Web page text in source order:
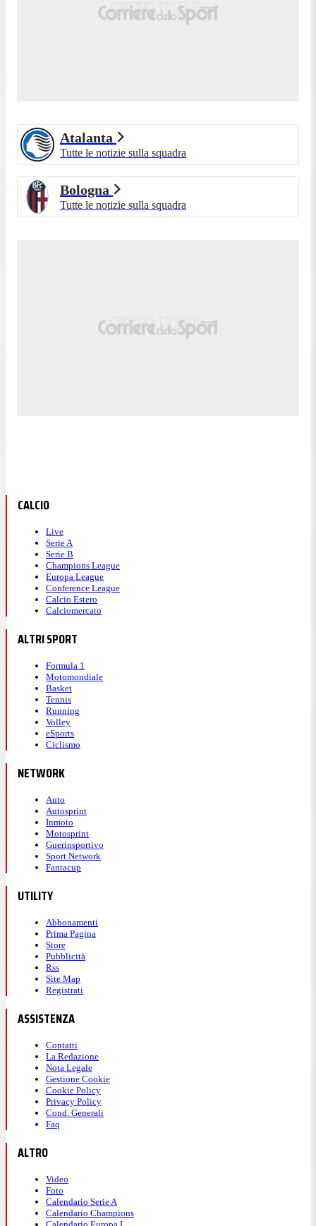
Atalanta
Tutte le notizie sulla squadra
Bologna
Tutte le notizie sulla squadra
CALCIO
Live
Serie A
Serie B
Champions League
Europa League
Conference League
Calcio Estero
Calciomercato
ALTRI SPORT
Formula 1
Motomondiale
Basket
Tennis
Running
Volley
eSports
Ciclismo
NETWORK
Auto
Autosprint
Inmoto
Motosprint
Guerinsportivo
Sport Network
Fantacup
UTILITY
Abbonamenti
Prima Pagina
Store
Pubblicità
Rss
Site Map
Registrati
ASSISTENZA
Contatti
La Redazione
Nota Legale
Gestione Cookie
Cookie Policy
Privacy Policy
Cond. Generali
Faq
ALTRO
Video
Foto
Calendario Serie A
Calendario Champions